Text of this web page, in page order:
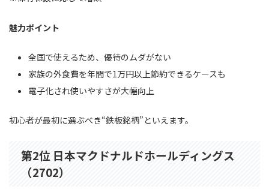
魅力ポイント
全国で使えるため、優待のムダがない
家族の外食費を年間で1万円以上節約できるケースも
電子化され使いやすさが大幅向上
初心者が最初に選ぶべき“鉄板銘柄”といえます。
第2位 日本マクドナルドホールディングス
（2702）